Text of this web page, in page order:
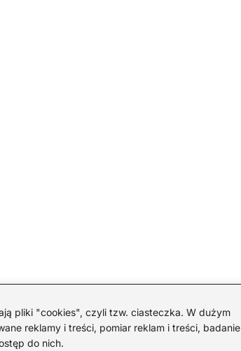
pliki "cookies", czyli tzw. ciasteczka. W dużym
reklamy i treści, pomiar reklam i treści, badanie
do nich.